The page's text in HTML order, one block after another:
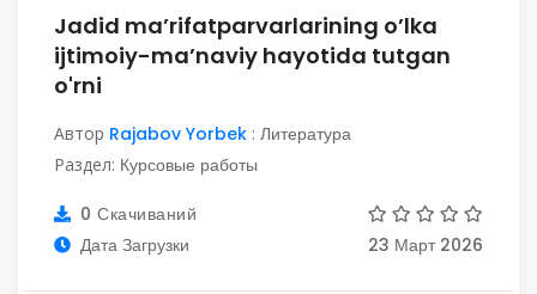
Jadid ma’rifatparvarlarining o’lka
ijtimoiy-ma’naviy hayotida tutgan
o'rni
Автор Rajabov Yorbek : Литература
Раздел: Курсовые работы
0 Скачиваний
Дата Загрузки
23 Март 2026